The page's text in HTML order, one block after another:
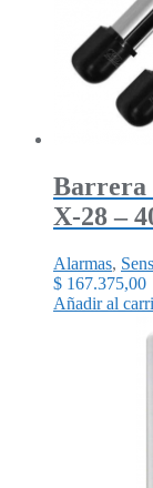
X-28 –
Alarmas,
$ 167.375,00
Añadir al